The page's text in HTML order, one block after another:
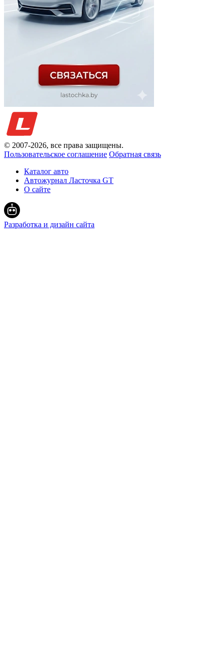
© 2007-2026, все права защищены.
Пользовательское соглашение Обратная связь
Каталог авто
Автожурнал Ласточка GT
О сайте
Разработка и дизайн сайта